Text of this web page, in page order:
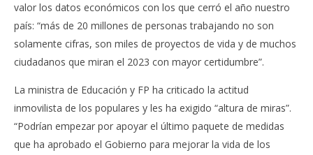
valor los datos económicos con los que cerró el año nuestro
país: “más de 20 millones de personas trabajando no son
solamente cifras, son miles de proyectos de vida y de muchos
ciudadanos que miran el 2023 con mayor certidumbre”.
La ministra de Educación y FP ha criticado la actitud
inmovilista de los populares y les ha exigido “altura de miras”.
“Podrían empezar por apoyar el último paquete de medidas
que ha aprobado el Gobierno para mejorar la vida de los